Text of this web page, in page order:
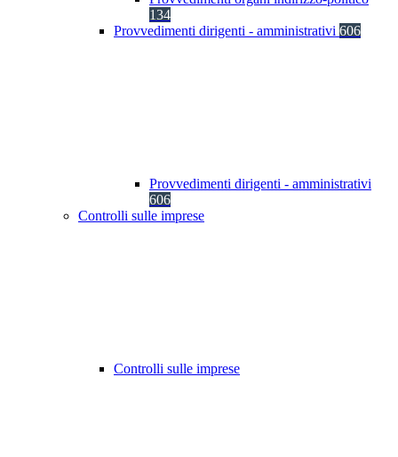
134
Provvedimenti dirigenti - amministrativi 606
Provvedimenti dirigenti - amministrativi
606
Controlli sulle imprese
Controlli sulle imprese